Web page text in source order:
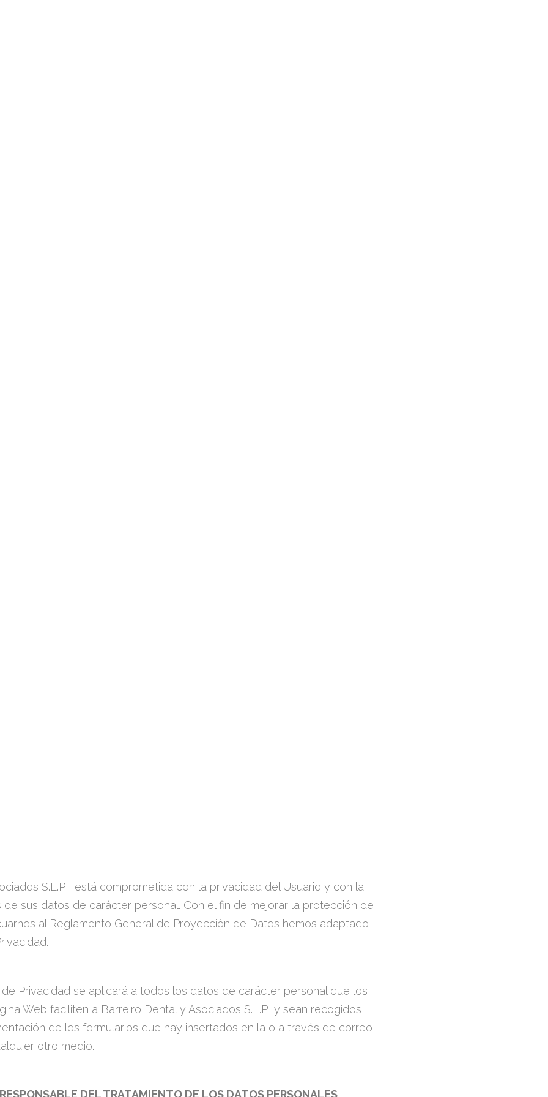
S.L.P , está comprometida con la privacidad del Usuario y con la
sus datos de carácter personal. Con el fin de mejorar la protección de
al Reglamento General de Proyección de Datos hemos adaptado
Privacidad se aplicará a todos los datos de carácter personal que los
Web faciliten a Barreiro Dental y Asociados S.L.P y sean recogidos
de los formularios que hay insertados en la o a través de correo
otro medio.
DEL TRATAMIENTO DE LOS DATOS PERSONALES